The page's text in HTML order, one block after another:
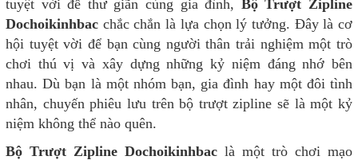
tuyệt vời để thư giãn cùng gia đình, Bộ Trượt Zipline
Dochoikinhbac chắc chắn là lựa chọn lý tưởng. Đây là cơ
hội tuyệt vời để bạn cùng người thân trải nghiệm một trò
chơi thú vị và xây dựng những kỷ niệm đáng nhớ bên
nhau. Dù bạn là một nhóm bạn, gia đình hay một đôi tình
nhân, chuyến phiêu lưu trên bộ trượt zipline sẽ là một kỷ
niệm không thể nào quên.
Bộ Trượt Zipline Dochoikinhbac là một trò chơi mạo